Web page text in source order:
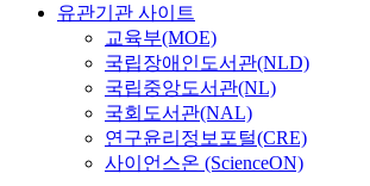
유관기관 사이트
교육부(MOE)
국립장애인도서관(NLD)
국립중앙도서관(NL)
국회도서관(NAL)
연구윤리정보포털(CRE)
사이언스온 (ScienceON)